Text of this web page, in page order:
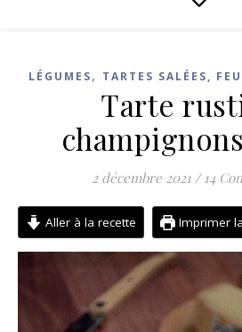
LÉGUMES, TARTES SALÉES,
Tarte
2 décembre 2021 / 14
Aller à la recette Imprimer